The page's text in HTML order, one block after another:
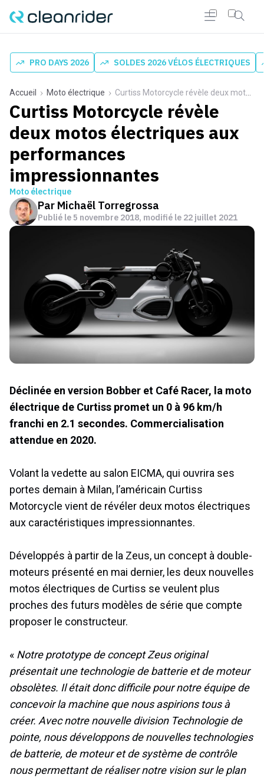
PRO DAYS 2026 SOLDES 2026 VÉLOS ÉLECTRIQUES
Accueil Moto électrique Curtiss Motorcycle révèle deux motos électriques aux performances impressionnantes
Curtiss Motorcycle révèle
deux motos électriques aux
performances
impressionnantes
Moto électrique
Par Michaël Torregrossa
Publié le 5 novembre 2018, modifié le 22 juillet 2021
Déclinée en version Bobber et Café Racer, la moto
électrique de Curtiss promet un 0 à 96 km/h
franchi en 2.1 secondes. Commercialisation
attendue en 2020.
Volant la vedette au salon EICMA, qui ouvrira ses
portes demain à Milan, l’américain Curtiss
Motorcycle vient de révéler deux motos électriques
aux caractéristiques impressionnantes.
Développés à partir de la Zeus, un concept à double-
moteurs présenté en mai dernier, les deux nouvelles
motos électriques de Curtiss se veulent plus
proches des futurs modèles de série que compte
proposer le constructeur.
« Notre prototype de concept Zeus original
présentait une technologie de batterie et de moteur
obsolètes. Il était donc difficile pour notre équipe de
concevoir la machine que nous aspirions tous à
créer. Avec notre nouvelle division Technologie de
pointe, nous développons de nouvelles technologies
de batterie, de moteur et de système de contrôle
nous permettant de réaliser notre vision sur le plan